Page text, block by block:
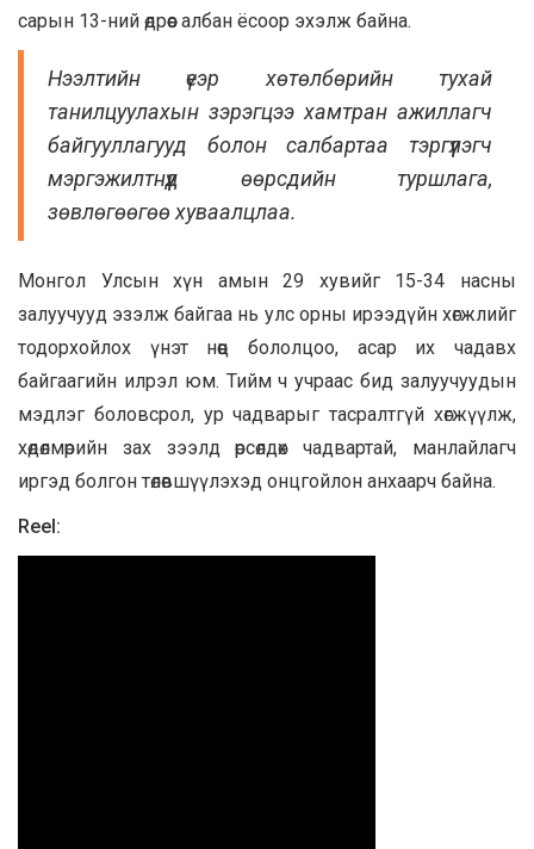
сарын 13-ний өдрөөс албан ёсоор эхэлж байна.
Нээлтийн үеэр хөтөлбөрийн тухай
танилцуулахын зэрэгцээ хамтран ажиллагч
байгууллагууд болон салбартаа тэргүүлэгч
мэргэжилтнүүд өөрсдийн туршлага,
зөвлөгөөгөө хуваалцлаа.
Монгол Улсын хүн амын 29 хувийг 15-34 насны
залуучууд эзэлж байгаа нь улс орны ирээдүйн хөгжлийг
тодорхойлох үнэт нөөц бололцоо, асар их чадавх
байгаагийн илрэл юм. Тийм ч учраас бид залуучуудын
мэдлэг боловсрол, ур чадварыг тасралтгүй хөгжүүлж,
хөдөлмөрийн зах зээлд өрсөлдөх чадвартай, манлайлагч
иргэд болгон төлөвшүүлэхэд онцгойлон анхаарч байна.
Reel: